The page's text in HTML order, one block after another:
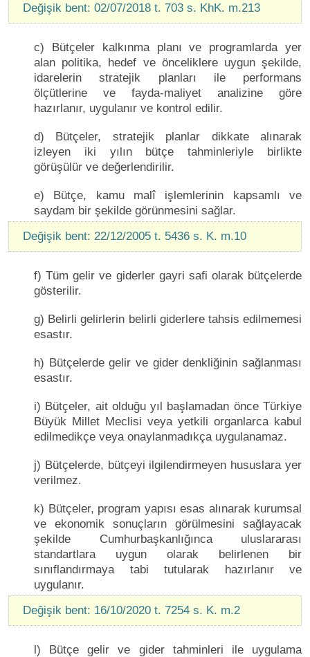
Değişik bent: 02/07/2018 t. 703 s. KhK. m.213
c) Bütçeler kalkınma planı ve programlarda yer
alan politika, hedef ve önceliklere uygun şekilde,
idarelerin stratejik planları ile performans
ölçütlerine ve fayda-maliyet analizine göre
hazırlanır, uygulanır ve kontrol edilir.
d) Bütçeler, stratejik planlar dikkate alınarak
izleyen iki yılın bütçe tahminleriyle birlikte
görüşülür ve değerlendirilir.
e) Bütçe, kamu malî işlemlerinin kapsamlı ve
saydam bir şekilde görünmesini sağlar.
Değişik bent: 22/12/2005 t. 5436 s. K. m.10
f) Tüm gelir ve giderler gayri safi olarak bütçelerde
gösterilir.
g) Belirli gelirlerin belirli giderlere tahsis edilmemesi
esastır.
h) Bütçelerde gelir ve gider denkliğinin sağlanması
esastır.
i) Bütçeler, ait olduğu yıl başlamadan önce Türkiye
Büyük Millet Meclisi veya yetkili organlarca kabul
edilmedikçe veya onaylanmadıkça uygulanamaz.
j) Bütçelerde, bütçeyi ilgilendirmeyen hususlara yer
verilmez.
k) Bütçeler, program yapısı esas alınarak kurumsal
ve ekonomik sonuçların görülmesini sağlayacak
şekilde Cumhurbaşkanlığınca uluslararası
standartlara uygun olarak belirlenen bir
sınıflandırmaya tabi tutularak hazırlanır ve
uygulanır.
Değişik bent: 16/10/2020 t. 7254 s. K. m.2
l) Bütçe gelir ve gider tahminleri ile uygulama